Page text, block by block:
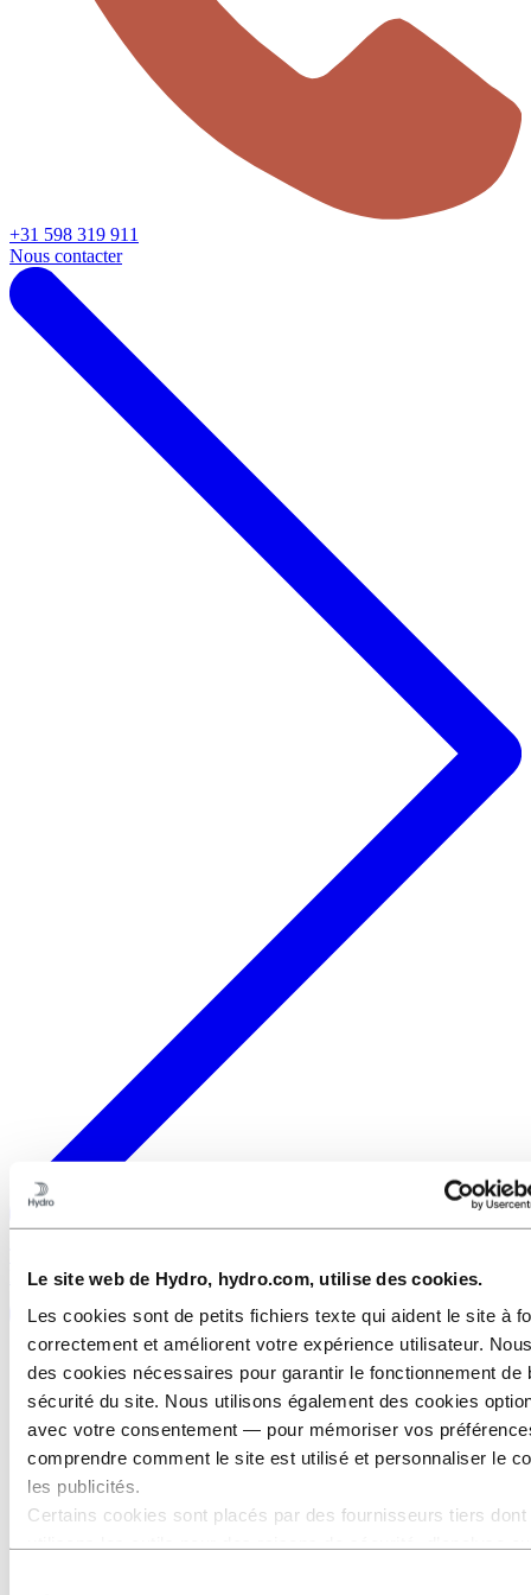
Le site web de Hydro, hydro.com, utilise des cookies.
Les cookies sont de petits fichiers texte qui aident le site à
correctement et améliorent votre expérience utilisateur.
des cookies nécessaires pour garantir le fonctionnement de
sécurité du site. Nous utilisons également des cookies
avec votre consentement — pour mémoriser vos
comprendre comment le site est utilisé et personnaliser le
les publicités.
Certains cookies sont placés par des fournisseurs tiers dont
+31 598 319 911
Nous contacter
Bas